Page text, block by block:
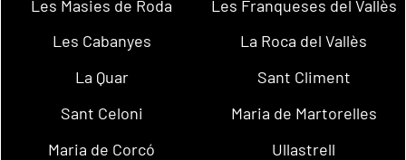
Les Masies de Roda
Les Franqueses del Vallès
Les Cabanyes
La Roca del Vallès
La Quar
Sant Climent
Sant Celoni
Maria de Martorelles
Maria de Corcó
Ullastrell